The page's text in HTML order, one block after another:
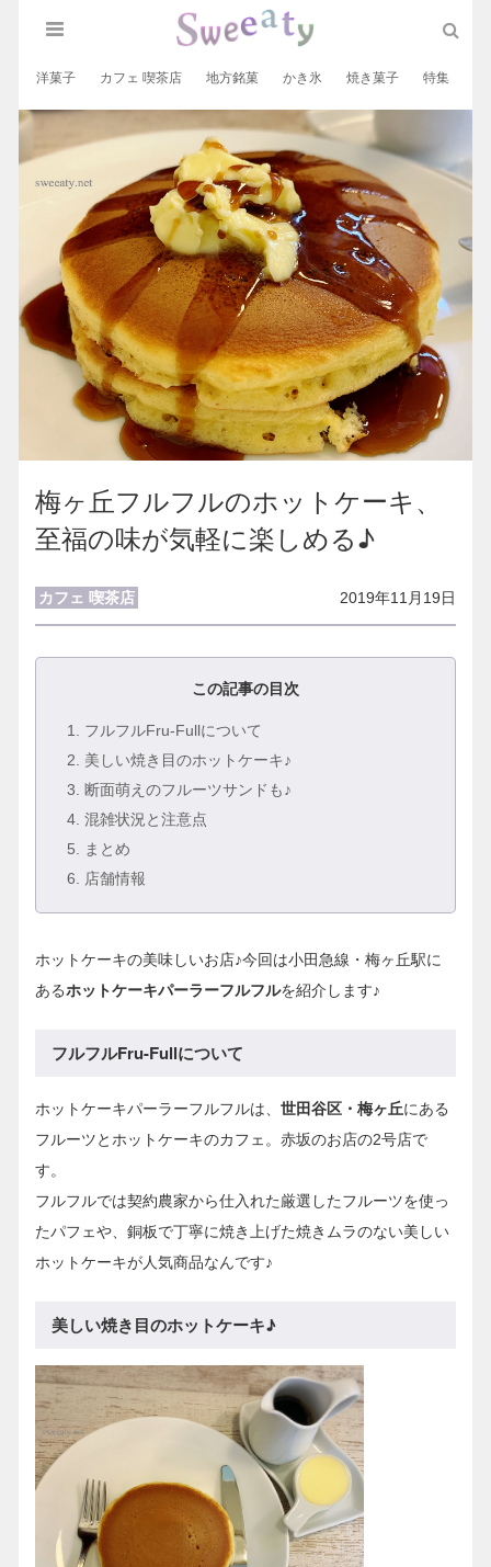
洋菓子 カフェ 喫茶店 地方銘菓 かき氷 焼き菓子 特集
梅ヶ丘フルフルのホットケーキ、
至福の味が気軽に楽しめる♪
カフェ 喫茶店 2019年11月19日
この記事の目次
1
. フルフルFru-Fullについて
2 . 美しい焼き目のホットケーキ♪
3 . 断面萌えのフルーツサンドも♪
4 . 混雑状況と注意点
5 . まとめ
6 . 店舗情報
ホットケーキの美味しいお店♪今回は小田急線・梅ヶ丘駅に
あるホットケーキパーラーフルフルを紹介します♪
フルフルFru-Fullについて
ホットケーキパーラーフルフルは、 世田谷区・梅ヶ丘にある
フルーツとホットケーキのカフェ。赤坂のお店の2号店で
す。
フルフルでは契約農家から仕入れた厳選したフルーツを使っ
たパフェや、銅板で丁寧に焼き上げた焼きムラのない美しい
ホットケーキが人気商品なんです♪
美しい焼き目のホットケーキ♪